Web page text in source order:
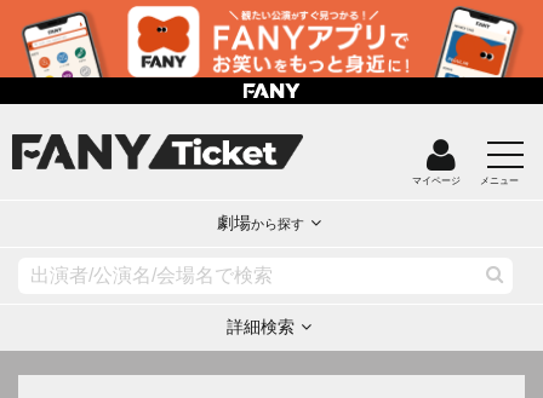
マイページ メニュー
劇場から探す
詳細検索